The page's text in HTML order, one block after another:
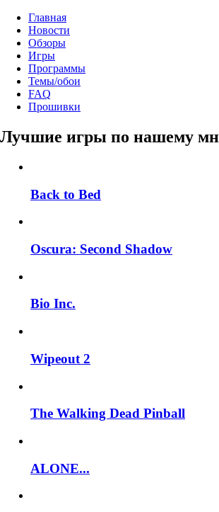
Главная
Новости
Обзоры
Игры
Программы
Темы/обои
FAQ
Прошивки
Лучшие игры по нашему
Back to Bed
Oscura: Second Shadow
Bio Inc.
Wipeout 2
The Walking Dead Pinball
ALONE...